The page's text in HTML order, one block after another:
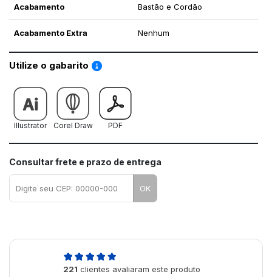
Acabamento Bastão e Cordão
Acabamento Extra Nenhum
Utilize o gabarito Saiba como utilizar os nossos gabaritos
Illustrator Corel Draw PDF
Consultar frete e prazo de entrega
OK
221 clientes avaliaram este produto